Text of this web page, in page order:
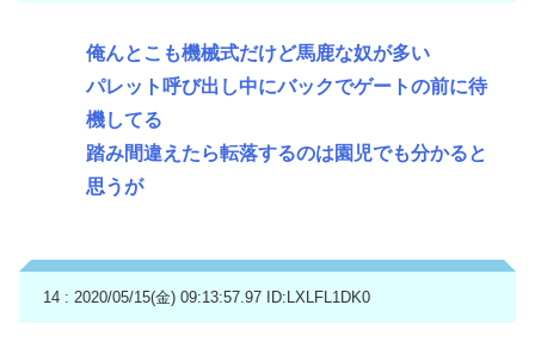
俺んとこも機械式だけど馬鹿な奴が多い
パレット呼び出し中にバックでゲートの前に待
機してる
踏み間違えたら転落するのは園児でも分かると
思うが
14 : 2020/05/15(金) 09:13:57.97 ID:LXLFL1DK0